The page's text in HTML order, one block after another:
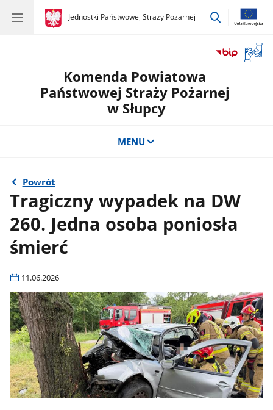
gov.pl
Jednostki Państwowej Straży Pożarnej
gov.pl
Jednostki
przejdź
okno
Komenda Powiatowa
Państwowej Straży Pożarnej
w Słupcy
MENU
Powrót
Tragiczny wypadek na DW
260. Jedna osoba poniosła
śmierć
11.06.2026